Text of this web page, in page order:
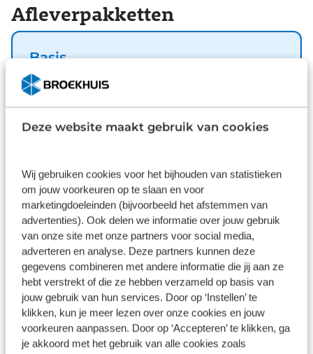
Deze website maakt gebruik van cookies
Wij gebruiken cookies voor het bijhouden van statistieken
om jouw voorkeuren op te slaan en voor
marketingdoeleinden (bijvoorbeeld het afstemmen van
advertenties). Ook delen we informatie over jouw gebruik
van onze site met onze partners voor social media,
adverteren en analyse. Deze partners kunnen deze
gegevens combineren met andere informatie die jij aan ze
hebt verstrekt of die ze hebben verzameld op basis van
jouw gebruik van hun services. Door op ‘Instellen’ te
klikken, kun je meer lezen over onze cookies en jouw
voorkeuren aanpassen. Door op ‘Accepteren’ te klikken, ga
je akkoord met het gebruik van alle cookies zoals
adaptive cruise control houdt deze auto
automatisch afstand tot uw voorligger. U kunt bij
het inparkeren natuurlijk niet aan alle kanten ogen
parkeersensoren! Ja, airconditioning is er natuurlijk
binnenspiegel, centrale deurvergrendeling met
afstandsbediening en elektronische parkeerrem is
veiligheidssystemen in deze auto waken continu
over uw veiligheid. Als een fietser of andere
weggebruiker zich net buiten uw zichtveld naast
de auto bevindt, slaat de actieve dodehoekdetectie
meteen alarm. Verder is deze auto uitgerust met
driver alert systeem en
bandenspanningcontrolesysteem. Wordt dit uw
nieuwe auto? We verwelkomen u graag om u deze
208 te laten zien, en dan leggen we u ook uit welke
Afleverpakketten
Basis
Inbegrepen
Dit pakket is standaard inbegrepen. We vinden het
logisch dat u op kwaliteit kunt rekenen en we laten
u graag weten wat u kunt verwachten.
Gekozen
Wat klanten over ons zeggen
9,111262 reviews